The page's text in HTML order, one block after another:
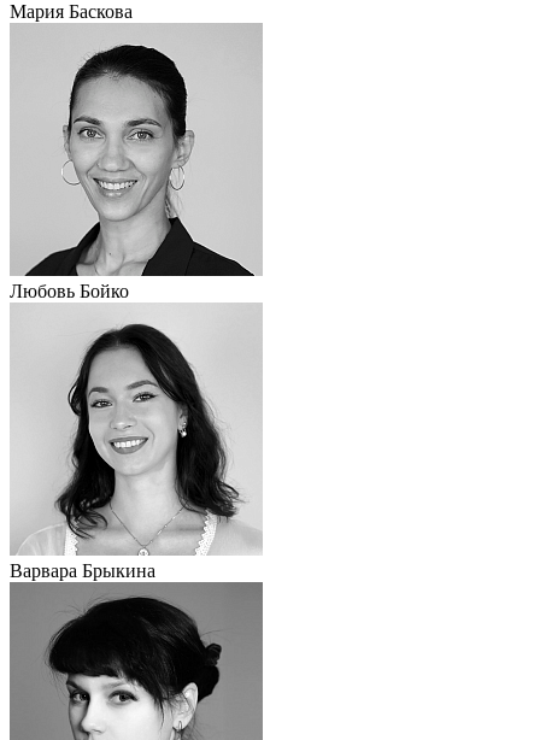
Мария Баскова
Любовь Бойко
Варвара Брыкина